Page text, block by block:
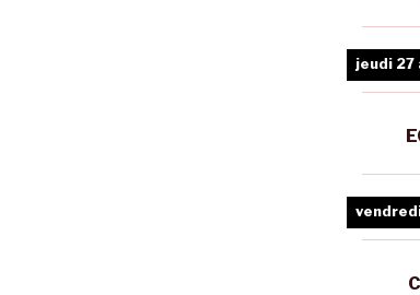
jeudi 27